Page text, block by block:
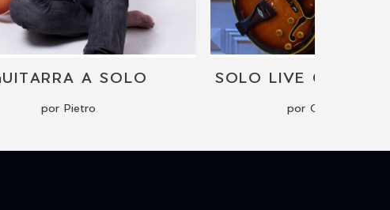
A SOLO
por Pietro por Carlos Cepinha